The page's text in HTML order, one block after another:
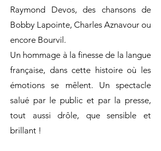
Raymond Devos, des chansons de
Bobby Lapointe, Charles Aznavour ou
encore Bourvil.
Un hommage à la finesse de la langue
française, dans cette histoire où les
émotions se mêlent. Un spectacle
salué par le public et par la presse,
tout aussi drôle, que sensible et
brillant !